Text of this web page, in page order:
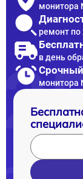
монитора
ремонт
в день
монитора